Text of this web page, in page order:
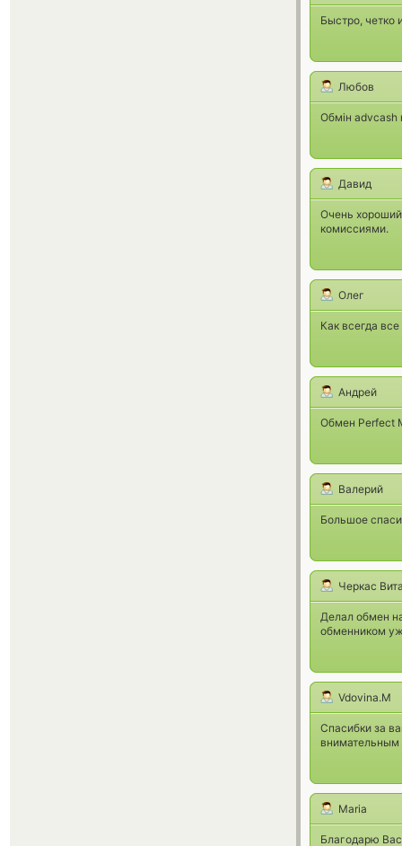
Быстро, четко
Любов
Обмiн advcash
Давид
Очень
комиссиями.
Олег
Как всегда
Андрей
Обмен Perfect
Валерий
Большое
Черкас
Делал обмен
обменником
Vdovina.M
Спасибки за
внимательным
Maria
Благодарю